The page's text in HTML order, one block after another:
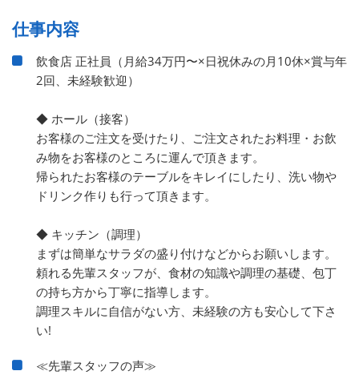
仕事内容
飲食店 正社員（月給34万円〜×日祝休みの月10休×賞与年
2回、未経験歓迎）
◆ ホール（接客）
お客様のご注文を受けたり、ご注文されたお料理・お飲
み物をお客様のところに運んで頂きます。
帰られたお客様のテーブルをキレイにしたり、洗い物や
ドリンク作りも行って頂きます。
◆ キッチン（調理）
まずは簡単なサラダの盛り付けなどからお願いします。
頼れる先輩スタッフが、食材の知識や調理の基礎、包丁
の持ち方から丁寧に指導します。
調理スキルに自信がない方、未経験の方も安心して下さ
い!
≪先輩スタッフの声≫